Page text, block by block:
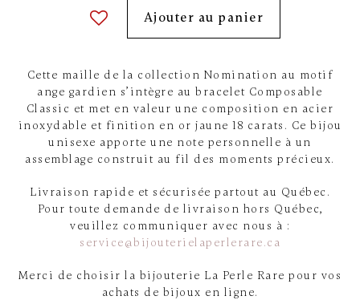
Ajouter au panier
Cette maille de la collection Nomination au motif
ange gardien s’intègre au bracelet Composable
Classic et met en valeur une composition en acier
inoxydable et finition en or jaune 18 carats. Ce bijou
unisexe apporte une note personnelle à un
assemblage construit au fil des moments précieux.
Livraison rapide et sécurisée partout au Québec.
Pour toute demande de livraison hors Québec,
veuillez communiquer avec nous à :
service@bijouterielaperlerare.ca
Merci de choisir la bijouterie La Perle Rare pour vos
achats de bijoux en ligne.